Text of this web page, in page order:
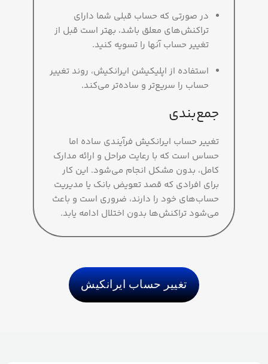
در صورتی که حساب قبلی شما دارای
تراکنش‌های معلق باشد، بهتر است قبل از
تغییر حساب آنها را تسویه کنید.
استفاده از اپلیکیشن ایرانکیش، روند تغییر
حساب را سریع‌تر و ساده‌تر می‌کند.
جمع‌بندی
تغییر حساب ایرانکیش فرآیندی ساده اما
حساس است که با رعایت مراحل و ارائه مدارک
کامل، بدون مشکل انجام می‌شود. این کار
برای افرادی که قصد تعویض بانک یا مدیریت
حساب‌های خود را دارند، ضروری است و باعث
می‌شود تراکنش‌ها بدون اختلال ادامه یابد.
تغییر حساب ایرانکیش